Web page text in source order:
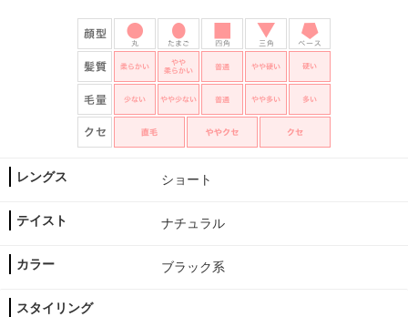
レングス ショート
テイスト ナチュラル
カラー ブラック系
スタイリング